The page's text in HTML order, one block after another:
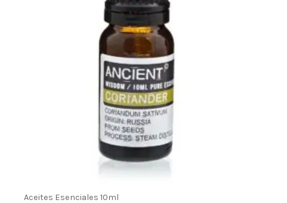
Aceites Esenciales 10ml